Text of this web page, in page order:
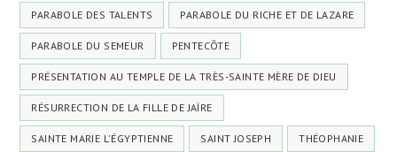
PARABOLE DES TALENTS PARABOLE DU RICHE ET DE LAZARE
PARABOLE DU SEMEUR PENTECÔTE
PRÉSENTATION AU TEMPLE DE LA TRÈS-SAINTE MÈRE DE DIEU
RÉSURRECTION DE LA FILLE DE JAÏRE
SAINTE MARIE L'ÉGYPTIENNE SAINT JOSEPH THÉOPHANIE